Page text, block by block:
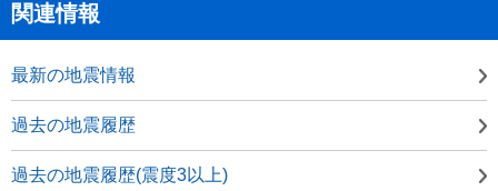
関連情報
最新の地震情報
過去の地震履歴
過去の地震履歴(震度3以上)